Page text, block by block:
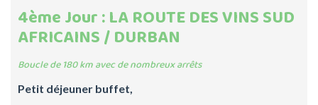
4ème Jour : LA ROUTE DES VINS SUD
AFRICAINS / DURBAN
Boucle de 180 km avec de nombreux arrêts
Petit déjeuner buffet,